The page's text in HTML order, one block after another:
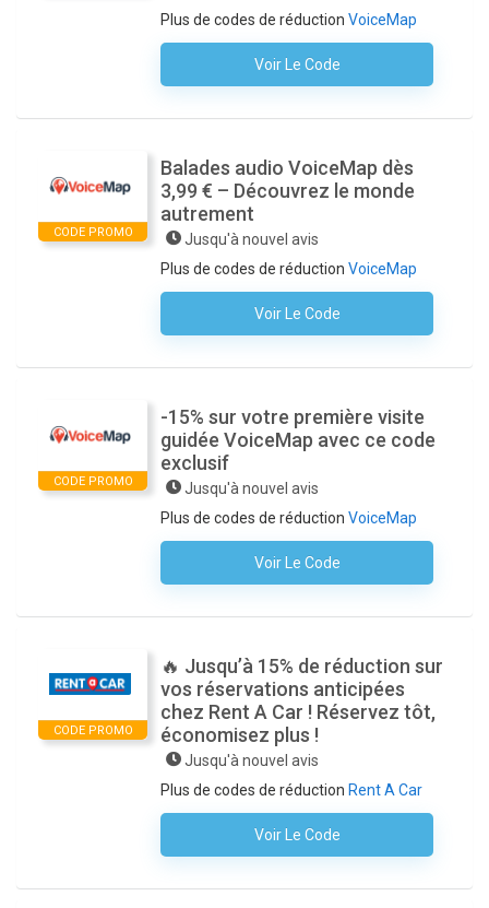
Plus de codes de réduction VoiceMap
Voir Le Code
Aucun Code N'est Nécessaire
CODE PROMO
Balades audio VoiceMap dès
3,99 € – Découvrez le monde
autrement
Jusqu'à nouvel avis
Plus de codes de réduction VoiceMap
Voir Le Code
Aucun Code N'est Nécessaire
CODE PROMO
-15% sur votre première visite
guidée VoiceMap avec ce code
exclusif
Jusqu'à nouvel avis
Plus de codes de réduction VoiceMap
Voir Le Code
Aucun Code N'est Nécessaire
CODE PROMO
🔥 Jusqu’à 15% de réduction sur
vos réservations anticipées
chez Rent A Car ! Réservez tôt,
économisez plus !
Jusqu'à nouvel avis
Plus de codes de réduction Rent A Car
Voir Le Code
Aucun Code N'est Nécessaire